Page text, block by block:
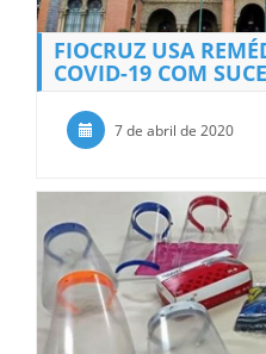
FIOCRUZ USA
COVID-19 COM
7 de abril de 2020